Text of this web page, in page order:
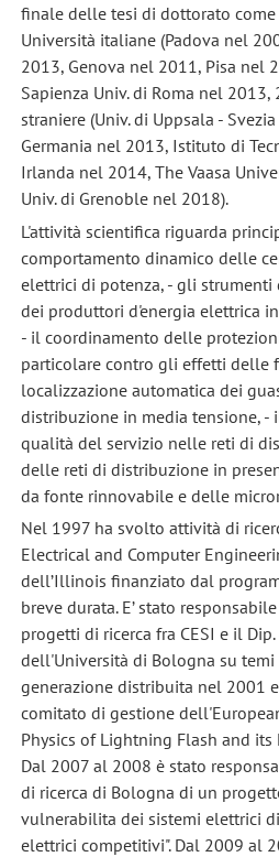
finale delle tesi di dottorato
Università italiane (Padova nel
2013, Genova nel 2011, Pisa nel
Sapienza Univ. di Roma nel
straniere (Univ. di Uppsala -
Germania nel 2013, Istituto di
Irlanda nel 2014, The Vaasa
Univ. di Grenoble nel 2018).
L'attività scientifica riguarda
comportamento dinamico delle
elettrici di potenza, - gli
dei produttori d'energia elettrica
- il coordinamento delle
particolare contro gli effetti delle
localizzazione automatica dei
distribuzione in media tensione,
qualità del servizio nelle reti di
delle reti di distribuzione in
da fonte rinnovabile e delle
Nel 1997 ha svolto attività di
Electrical and Computer
dell’Illinois finanziato dal
breve durata. E’ stato
progetti di ricerca fra CESI e il
dell'Università di Bologna su
generazione distribuita nel 2001
comitato di gestione
Physics of Lightning Flash and its
Dal 2007 al 2008 è stato
di ricerca di Bologna di un
vulnerabilita dei sistemi elettrici
elettrici competitivi". Dal 2009 al